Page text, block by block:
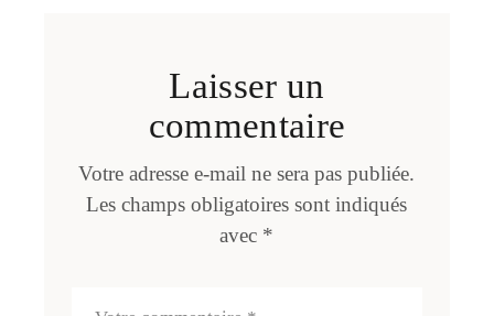
Laisser un
commentaire
Votre adresse e-mail ne sera pas publiée.
Les champs obligatoires sont indiqués
avec *